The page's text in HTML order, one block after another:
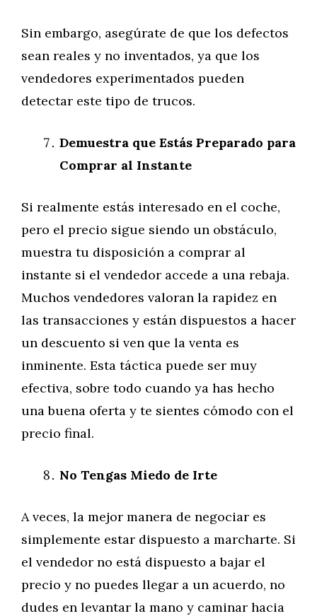
Sin embargo, asegúrate de que los defectos
sean reales y no inventados, ya que los
vendedores experimentados pueden
detectar este tipo de trucos.
Demuestra que Estás Preparado para
Comprar al Instante
Si realmente estás interesado en el coche,
pero el precio sigue siendo un obstáculo,
muestra tu disposición a comprar al
instante si el vendedor accede a una rebaja.
Muchos vendedores valoran la rapidez en
las transacciones y están dispuestos a hacer
un descuento si ven que la venta es
inminente. Esta táctica puede ser muy
efectiva, sobre todo cuando ya has hecho
una buena oferta y te sientes cómodo con el
precio final.
No Tengas Miedo de Irte
A veces, la mejor manera de negociar es
simplemente estar dispuesto a marcharte. Si
el vendedor no está dispuesto a bajar el
precio y no puedes llegar a un acuerdo, no
dudes en levantar la mano y caminar hacia